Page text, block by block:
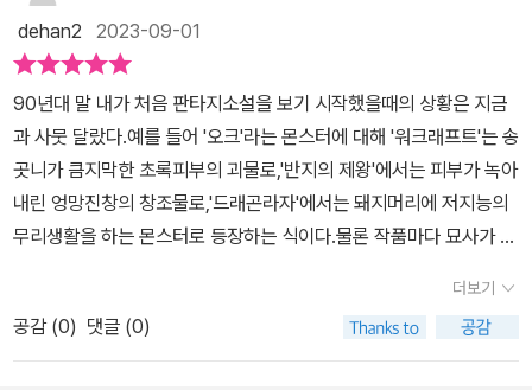
리진' 읽으면서 휴식을 취해보시는 건 어떨까요?!
dehan2 2023-09-01
90년대 말 내가 처음 판타지소설을 보기 시작했을때의 상황은 지금
과 사뭇 달랐다.예를 들어 '오크'라는 몬스터에 대해 '워크래프트'는 송
곳니가 큼지막한 초록피부의 괴물로,'반지의 제왕'에서는 피부가 녹아
내린 엉망진창의 창조물로,'드래곤라자'에서는 돼지머리에 저지능의
무리생활을 하는 몬스터로 등장하는 식이다.물론 작품마다 묘사가 다
보면 자연스레 이런 의문이 든다.'도대체 뭐가 원조야?''더 게임 오리
진'은 이처럼 수많은 판타지세계에서 공통적으로 등장하는 개념들의
원조를 찾아가는 여정이다.이 여정에는 '오크', '고블린', '엘프' 등 종족
더보기
공감 (0) 댓글 (0)